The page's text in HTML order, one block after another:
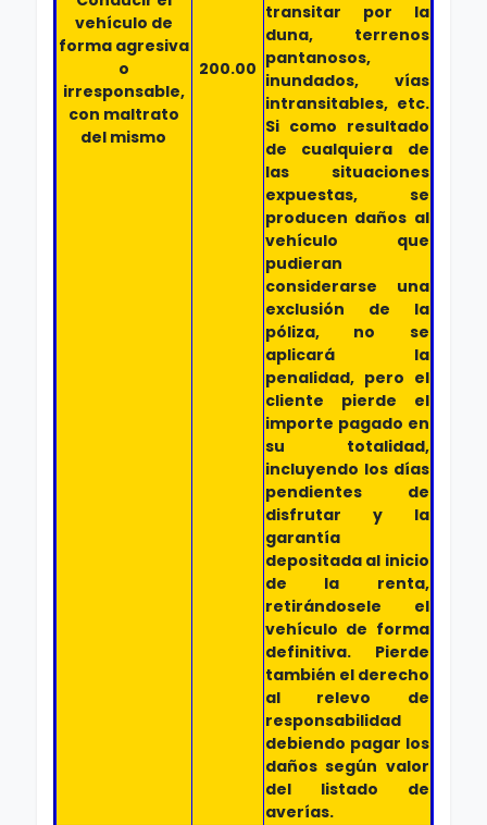
vehículo de
forma agresiva
o
irresponsable,
con maltrato
del mismo
200.00
transitar por la
duna, terrenos
pantanosos,
inundados, vías
intransitables, etc.
Si como resultado
de cualquiera de
las situaciones
expuestas, se
producen daños al
vehículo que
pudieran
considerarse una
exclusión de la
póliza, no se
aplicará la
penalidad, pero el
cliente pierde el
importe pagado en
su totalidad,
incluyendo los días
pendientes de
disfrutar y la
garantía
depositada al inicio
de la renta,
retirándosele el
vehículo de forma
definitiva. Pierde
también el derecho
al relevo de
responsabilidad
debiendo pagar los
daños según valor
del listado de
averías.